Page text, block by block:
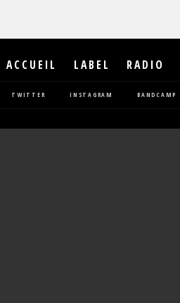
ACCUEIL LABEL RADIO
TWITTER INSTAGRAM BANDCAMP